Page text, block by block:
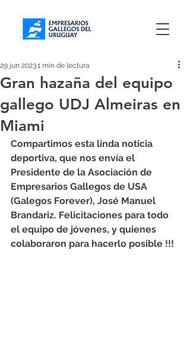
Gran hazaña del equipo
gallego UDJ Almeiras en
Miami
29 jun 20231 min de lectura
Compartimos esta linda noticia
deportiva, que nos envía el
Presidente de la Asociación de
Empresarios Gallegos de USA
(Galegos Forever), José Manuel
Brandariz. Felicitaciones para todo
el equipo de jóvenes, y quienes
colaboraron para hacerlo posible !!!